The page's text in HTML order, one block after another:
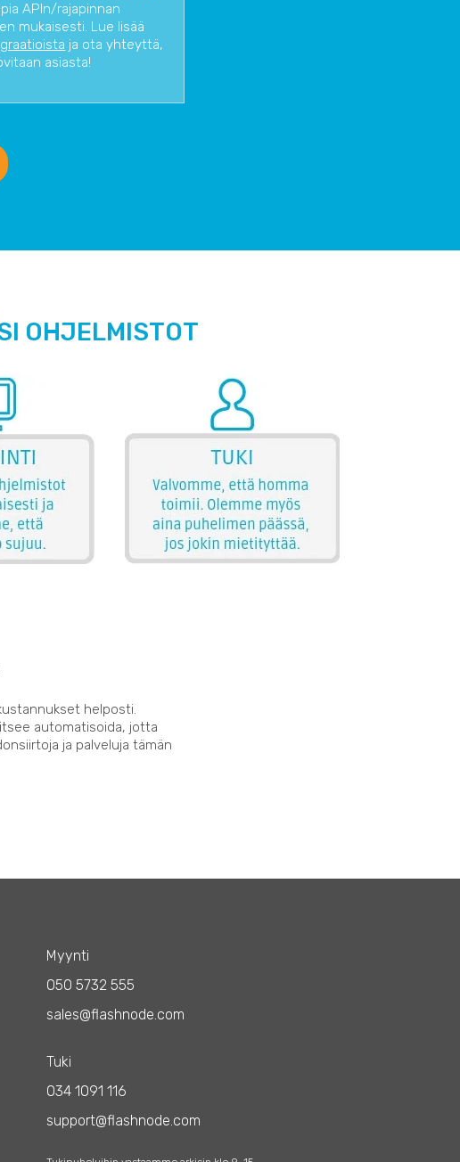
APIn/rajapinnan
mukaisesti. Lue lisää
ja ota yhteyttä,
asiasta!
OHJELMISTOT
helposti.
automatisoida, jotta
ja palveluja tämän
Myynti
050 5732 555
sales@flashnode.com
Tuki
034 1091 116
support@flashnode.com